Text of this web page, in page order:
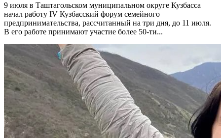
9 июля в Таштагольском муниципальном округе Кузбасса
начал работу IV Кузбасский форум семейного
предпринимательства, рассчитанный на три дня, до 11 июля.
В его работе принимают участие более 50-ти...